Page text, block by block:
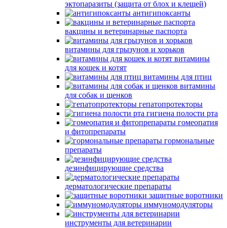
эктопаразиты (защита от блох и клещей)
антигипоксанты
вакцины и ветеринарные паспорта
витамины для грызунов и хорьков
витамины
для кошек и котят
витамины для птиц
витамины
для собак и щенков
гепатопротекторы
гигиена полости рта
гомеопатия
и фитопрепараты
гормональные
препараты
дезинфицирующие средства
дерматологические препараты
защитные воротники
иммуномодуляторы
инструменты для ветеринарии